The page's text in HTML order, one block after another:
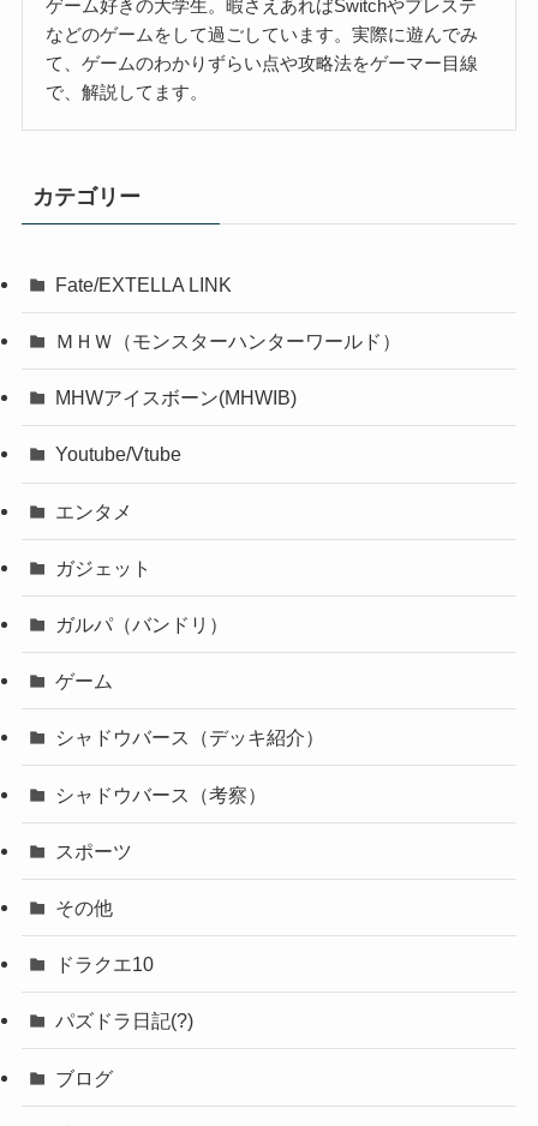
ゲーム好きの大学生。暇さえあればSwitchやプレステ
などのゲームをして過ごしています。実際に遊んでみ
て、ゲームのわかりずらい点や攻略法をゲーマー目線
で、解説してます。
カテゴリー
Fate/EXTELLA LINK
ＭＨＷ（モンスターハンターワールド）
MHWアイスボーン(MHWIB)
Youtube/Vtube
エンタメ
ガジェット
ガルパ（バンドリ）
ゲーム
シャドウバース（デッキ紹介）
シャドウバース（考察）
スポーツ
その他
ドラクエ10
パズドラ日記(?)
ブログ